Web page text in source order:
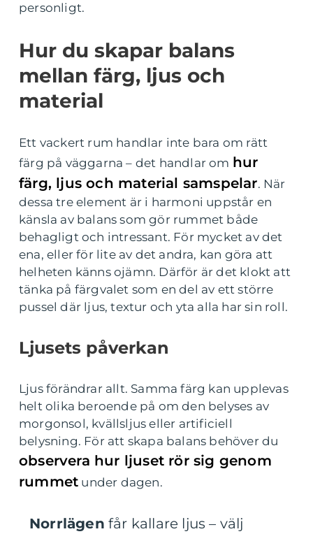
personligt.
Hur du skapar balans
mellan färg, ljus och
material
Ett vackert rum handlar inte bara om rätt
färg på väggarna – det handlar om hur
färg, ljus och material samspelar. När
dessa tre element är i harmoni uppstår en
känsla av balans som gör rummet både
behagligt och intressant. För mycket av det
ena, eller för lite av det andra, kan göra att
helheten känns ojämn. Därför är det klokt att
tänka på färgvalet som en del av ett större
pussel där ljus, textur och yta alla har sin roll.
Ljusets påverkan
Ljus förändrar allt. Samma färg kan upplevas
helt olika beroende på om den belyses av
morgonsol, kvällsljus eller artificiell
belysning. För att skapa balans behöver du
observera hur ljuset rör sig genom
rummet under dagen.
Norrlägen får kallare ljus – välj